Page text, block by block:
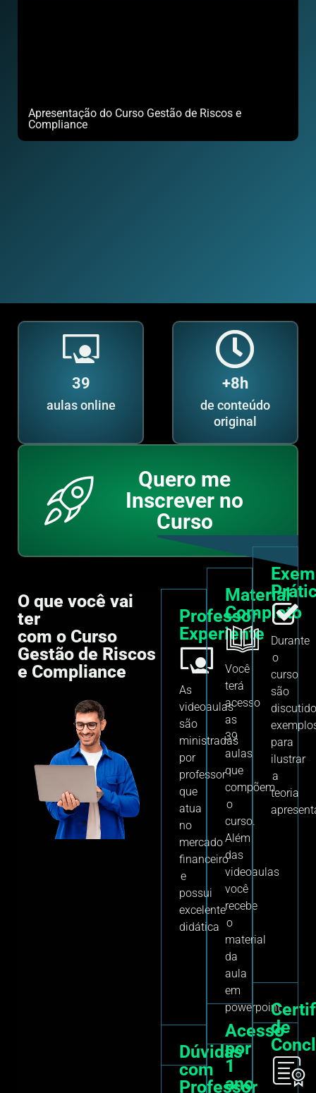
Apresentação do Curso Gestão de Riscos e
Compliance
39
aulas online
+8h
de conteúdo
original
Quero me
Inscrever no
Curso
O que você vai
ter
com o Curso
Gestão de Riscos
e Compliance
Professor
Experiente
As
videoaulas
são
ministradas
por
professor
que
atua
no
mercado
financeiro
e
possui
excelente
didática
Material
Completo
Você
terá
acesso
as
39
aulas
que
compõem
o
curso.
Além
das
videoaulas
você
recebe
o
material
da
aula
em
powerpoint
Durante
o
curso
são
para
ilustrar
a
teoria
Dúvidas
com
Professor
Acesso
por
1
ano
de